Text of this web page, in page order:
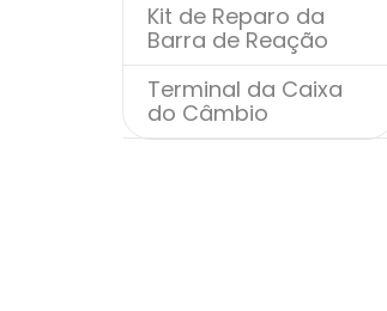
Kit de Reparo da
Barra de Reação
Terminal da Caixa
do Câmbio